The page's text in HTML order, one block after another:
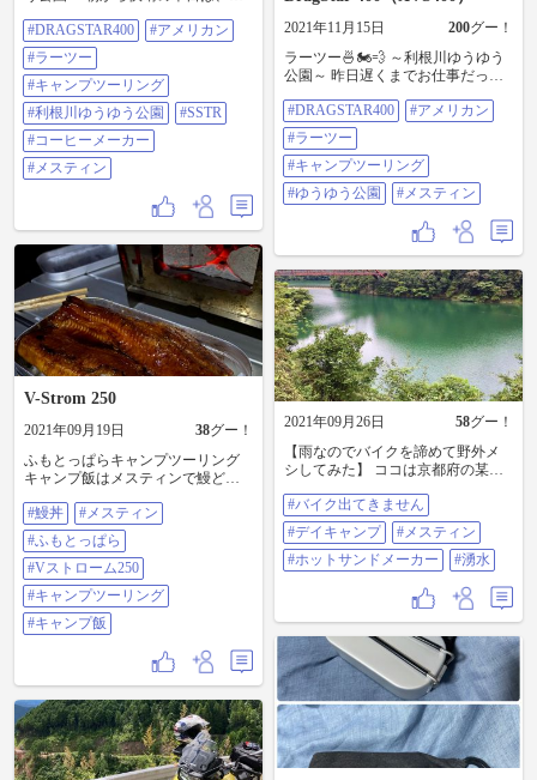
すが、キャンプではシンプルにや
りたい。 すると、白身の行き場が
温玉を。 温玉はスーパーで売って
ますよ。 コレもいい👍👍👍 キャン
ツーにも使える簡単料理。 皆さん
もやってみて❣️ #キャンプ飯 #ホッ
トサンドメーカー #メスティン
2021年11月15日 200グー！
ラーツー🍜🏍️💨 ～利根川ゆうゆう
公園～ 昨日遅くまでお仕事だった
ほんとは早起きして紅葉ツーリン
グ行きたかったけど、予定変更で
ラーツーです😂 安定の塩ラーと牡
蠣のオイル漬け缶詰めで炊き込み
ご飯です🍜 缶詰めを使った炊き込
みご飯は簡単でめちゃうま😁👍 今
日はこんなに天気がいいのにツー
リング行けなくて残念だったなぁ
😅 #DRAGSTAR400 #アメリカン #
ラーツー #キャンプツーリング #ゆ
うゆう公園 #メスティン
#DRAGSTAR400
#アメリカン
#ラーツー
#キャンプツーリング
#ゆうゆう公園
#メスティン
う公園でラーツーです😆✨ 途中近
くの公園でコスモスに癒されてき
ました🌼 今日は焚き火🔥をしなが
らゆっくりまったり過ごせました
よ😃🎶 SSTRのコーヒーメーカーも
大活躍です☕️😃☀️ コンパクトで手
軽に本格的なコーヒーを楽しめる
ので、キャンプツーリングに持っ
て行こう😆👍 ツーリングには絶好
の季節ですね😉👍 今度はどこに行
リカン #ラーツー #キャンプツーリ
ング #利根川ゆうゆう公園 #SSTR #
コーヒーメーカー #メスティン
#DRAGSTAR400
#アメリカン
#ラーツー
#キャンプツーリング
#利根川ゆうゆう公園
#SSTR
#コーヒーメーカー
#メスティン
2021年09月26日 58グー！
【雨なのでバイクを諦めて野外メ
シしてみた】 ココは京都府の某
事項も書かれてない（でも直火焚
いたりゴミ放置はご法度よ）の
で、、、 『ここをデイキャンプ地
とする』 まずはメスティンでチキ
ゴを落として、コレまた美味し😋
続いてコーヒーをドリップ☕️👏👏👏
背の湧水』で淹れてますす。雑味
がないのでスッキリ美味し😋 さ
ぁ〜てお次は…“北海道チーズ蒸し
ケーキ”を➰挟む‼️ もちろんバター
でね。 やっぱりチーズ🧀はよう合
うわ。 美味し😋 そして〜、高級つ
ぶあんパンを➰挟む‼️ 表面サクサク
#バイク出てきません
#デイキャンプ
#メスティン
#ホットサンドメーカー
#湧水
V-Strom 250
2021年09月19日 38グー！
ふもとっぱらキャンプツーリング
キャンプ飯はメスティンで鰻どー
ぱら #Vストローム250 #キャンプツ
ーリング #キャンプ飯
#鰻丼
#メスティン
#ふもとっぱら
#Vストローム250
#キャンプツーリング
#キャンプ飯